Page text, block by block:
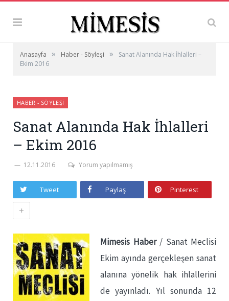
Anasayfa » Haber - Söyleşi »
Sanat Alanında Hak İhlalleri –
Ekim 2016
HABER - SÖYLEŞI
Sanat Alanında Hak İhlalleri
– Ekim 2016
12.11.2016 Yorum yapılmamış
Tweet Paylaş Pinterest
+
Mimesis Haber/ Sanat Meclisi
Ekim ayında gerçekleşen sanat
alanına yönelik hak ihlallerini
de yayınladı. Yıl sonunda 12